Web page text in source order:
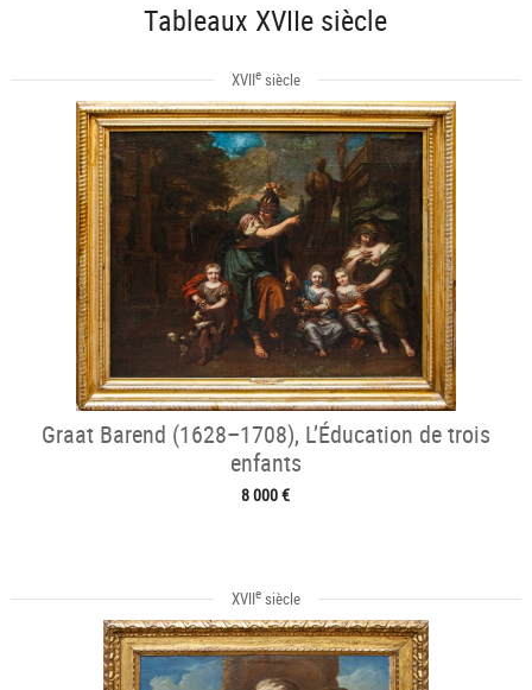
Tableaux XVIIe siècle
XVIIesiècle
Graat Barend (1628–1708), L’Éducation de trois
enfants
8 000 €
XVIIesiècle